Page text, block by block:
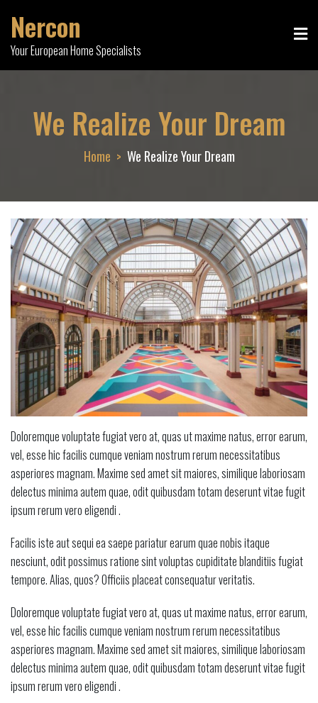
content
Nercon
Your European Home Specialists
We Realize Your Dream
Home We Realize Your Dream
Doloremque voluptate fugiat vero at, quas ut maxime natus, error earum,
vel, esse hic facilis cumque veniam nostrum rerum necessitatibus
asperiores magnam. Maxime sed amet sit maiores, similique laboriosam
delectus minima autem quae, odit quibusdam totam deserunt vitae fugit
ipsum rerum vero eligendi .
Facilis iste aut sequi ea saepe pariatur earum quae nobis itaque
nesciunt, odit possimus ratione sint voluptas cupiditate blanditiis fugiat
tempore. Alias, quos? Officiis placeat consequatur veritatis.
Doloremque voluptate fugiat vero at, quas ut maxime natus, error earum,
vel, esse hic facilis cumque veniam nostrum rerum necessitatibus
asperiores magnam. Maxime sed amet sit maiores, similique laboriosam
delectus minima autem quae, odit quibusdam totam deserunt vitae fugit
ipsum rerum vero eligendi .